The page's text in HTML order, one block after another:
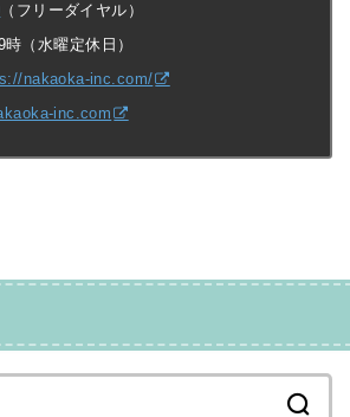
（フリーダイヤル）
（水曜定休日）
nakaoka-inc.com/
inc.com